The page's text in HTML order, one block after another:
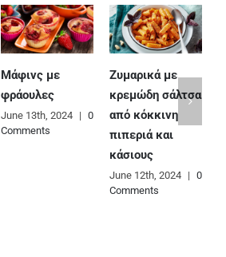
Μάφινς με
φράουλες
June 13th, 2024 | 0
Comments
Ζυμαρικά με
κρεμώδη σάλτσα
από κόκκινη
πιπεριά και
κάσιους
June 12th, 2024 | 0
Comments